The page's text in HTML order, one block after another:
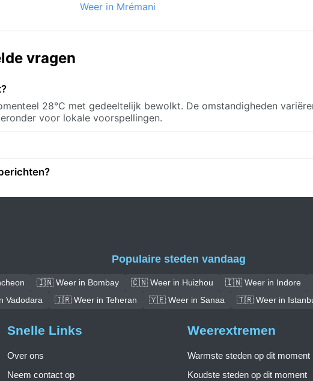
Weer in Mrémani
vragen
28°C met gedeeltelijk bewolkt. De omstandigheden
voor lokale voorspellingen.
Populaire steden vandaag
🇮🇳 Weer in Bombay 🇨🇳 Weer in Huizhou 🇮🇳 Weer in Indore
🇮🇷 Weer in Teheran 🇾🇪 Weer in Sanaa 🇹🇷 Weer in
Snelle Links
Over ons
Neem contact op
Weerextremen
Warmste steden op dit moment
Koudste steden op dit moment